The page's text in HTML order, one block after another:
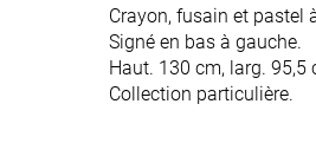
Crayon, fusain et pastel
Signé en bas à gauche.
Haut. 130 cm, larg. 95,5
Collection particulière.